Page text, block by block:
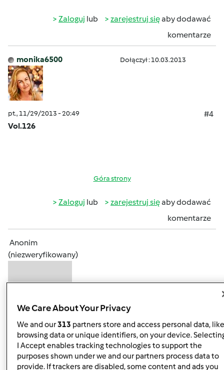
Zaloguj lub zarejestruj sięaby dodawać
komentarze
monika6500 Dołączył : 10.03.2013
pt., 11/29/2013 - 20:49
#4
Vol.126
Góra strony
Zaloguj lub zarejestruj sięaby dodawać
komentarze
Anonim
(niezweryfikowany)
pt., 11/29/2013 - 21:00
#5
zaje...fajne
We Care About Your Privacy
We and our313 partners store and access personal data,
browsing data or unique identifiers, on your device.
I Accept enables tracking technologies to support the
purposes shown under we and our partners process data to
provide. If trackers are disabled, some content and ads you